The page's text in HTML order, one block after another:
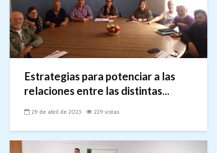
Estrategias para potenciar a las
relaciones entre las distintas...
29 de abril de 2023 229 vistas